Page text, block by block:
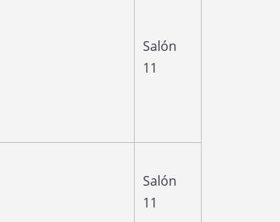
Salón
11
Salón
11